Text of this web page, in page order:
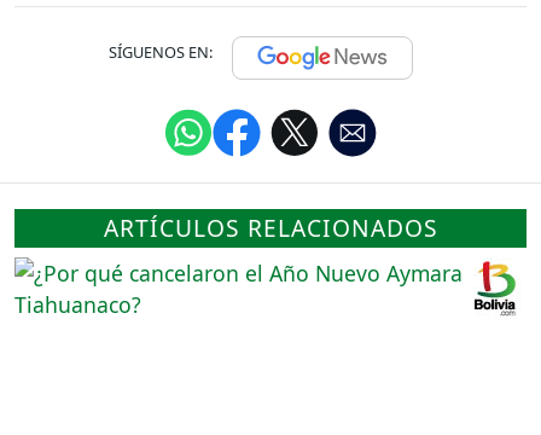
SÍGUENOS EN:
ARTÍCULOS RELACIONADOS